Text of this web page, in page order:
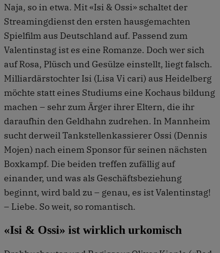
Naja, so in etwa. Mit «Isi & Ossi» schaltet der
Streamingdienst den ersten hausgemachten
Spielfilm aus Deutschland auf. Passend zum
Valentinstag ist es eine Romanze. Doch wer sich
auf Rosa, Plüsch und Gesülze einstellt, liegt falsch.
Milliardärstochter Isi (Lisa Vi cari) aus Heidelberg
möchte statt eines Studiums eine Kochaus bildung
machen – sehr zum Ärger ihrer Eltern, die ihr
daraufhin den Geldhahn zudrehen. In Mannheim
sucht derweil Tankstellenkassierer Ossi (Dennis
Mojen) nach einem Sponsor für seinen nächsten
Boxkampf. Die beiden treffen zufällig auf
einander, und was als Geschäftsbeziehung
beginnt, wird bald zu – genau, es ist Valentinstag!
– Liebe. So weit, so romantisch.
«Isi & Ossi» ist wirklich urkomisch